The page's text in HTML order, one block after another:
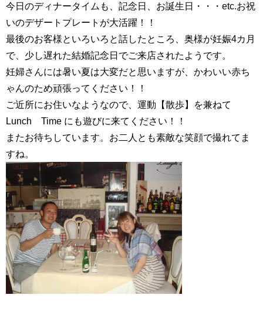
今日のディナータイムも、記念日、お誕生日・・・etc.お祝
いのデザートプレートが大活躍！！
最後のお客様といろいろと話したところ、奥様が妊娠4カ月
で、少し遅れた結婚記念日でご来店されたようです。
妊婦さんには暑い夏は大変だと思いますが、かわいい赤ち
ゃんのため頑張ってください！！
ご近所にお住いなようなので、運動【散歩】を兼ねて
Lunch Time にも遊びに来てください！！
またお待ちしています。お二人とも素敵な笑顔で撮れてま
すね。